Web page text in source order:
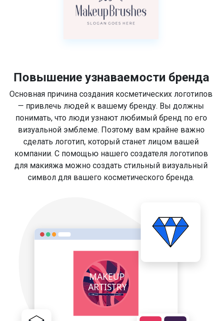
Повышение узнаваемости бренда
Основная причина создания косметических логотипов
— привлечь людей к вашему бренду. Вы должны
понимать, что люди узнают любимый бренд по его
визуальной эмблеме. Поэтому вам крайне важно
сделать логотип, который станет лицом вашей
компании. С помощью нашего создателя логотипов
для макияжа можно создать стильный визуальный
символ для вашего косметического бренда.